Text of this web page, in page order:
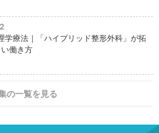
学療法｜「ハイブリッド整形外科」が拓
働き方
の一覧を見る